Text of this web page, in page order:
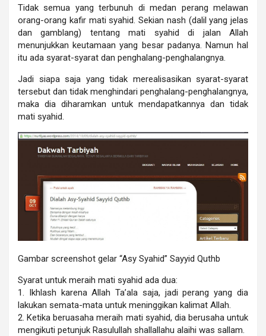
Tidak semua yang terbunuh di medan perang melawan
orang-orang kafir mati syahid. Sekian nash (dalil yang jelas
dan gamblang) tentang mati syahid di jalan Allah
menunjukkan keutamaan yang besar padanya. Namun hal
itu ada syarat-syarat dan penghalang-penghalangnya.
Jadi siapa saja yang tidak merealisasikan syarat-syarat
tersebut dan tidak menghindari penghalang-penghalangnya,
maka dia diharamkan untuk mendapatkannya dan tidak
mati syahid.
Gambar screenshot gelar “Asy Syahid” Sayyid Quthb
Syarat untuk meraih mati syahid ada dua:
1. Ikhlash karena Allah Ta’ala saja, jadi perang yang dia
lakukan semata-mata untuk meninggikan kalimat Allah.
2. Ketika beruasaha meraih mati syahid, dia berusaha untuk
mengikuti petunjuk Rasulullah shallallahu alaihi was sallam.